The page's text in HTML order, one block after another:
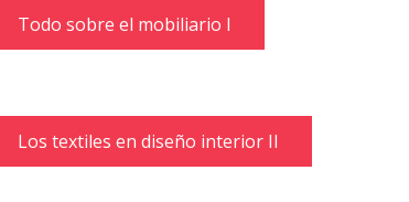
Todo sobre el mobiliario I
Los textiles en diseño interior II